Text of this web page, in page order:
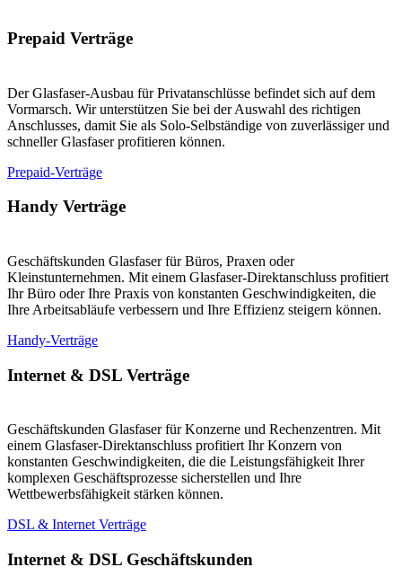
Prepaid Verträge
Der Glasfaser-Ausbau für Privatanschlüsse befindet sich auf dem
Vormarsch. Wir unterstützen Sie bei der Auswahl des richtigen
Anschlusses, damit Sie als Solo-Selbständige von zuverlässiger und
schneller Glasfaser profitieren können.
Prepaid-Verträge
Handy Verträge
Geschäftskunden Glasfaser für Büros, Praxen oder
Kleinstunternehmen. Mit einem Glasfaser-Direktanschluss profitiert
Ihr Büro oder Ihre Praxis von konstanten Geschwindigkeiten, die
Ihre Arbeitsabläufe verbessern und Ihre Effizienz steigern können.
Handy-Verträge
Internet & DSL Verträge
Geschäftskunden Glasfaser für Konzerne und Rechenzentren. Mit
einem Glasfaser-Direktanschluss profitiert Ihr Konzern von
konstanten Geschwindigkeiten, die die Leistungsfähigkeit Ihrer
komplexen Geschäftsprozesse sicherstellen und Ihre
Wettbewerbsfähigkeit stärken können.
DSL & Internet Verträge
Internet & DSL Geschäftskunden